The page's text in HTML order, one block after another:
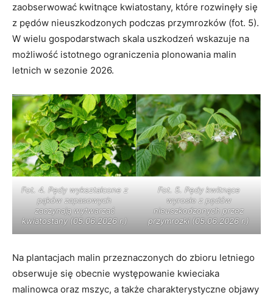
zaobserwować kwitnące kwiatostany, które rozwinęły się
z pędów nieuszkodzonych podczas przymrozków (fot. 5).
W wielu gospodarstwach skala uszkodzeń wskazuje na
możliwość istotnego ograniczenia plonowania malin
letnich w sezonie 2026.
Fot. 4. Pędy wykształcone z
pąków zapasowych
zaczynają wytwarzać
kwiatostany (05.06.2026 r.)
Fot. 5. Pędy kwitnące
wyrosłe z pędów
nieuszkodzonych przez
przymrozki (05.06.2026 r.)
Na plantacjach malin przeznaczonych do zbioru letniego
obserwuje się obecnie występowanie kwieciaka
malinowca oraz mszyc, a także charakterystyczne objawy